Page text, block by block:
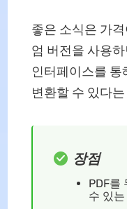
좋은 소식은 가
엄 버전을 사용
인터페이스를 통
변환할 수 있다
장점
PDF를
수 있